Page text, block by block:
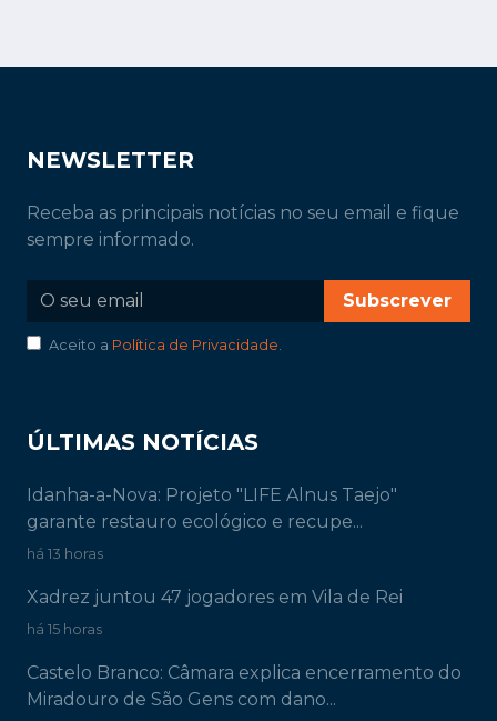
NEWSLETTER
Receba as principais notícias no seu email e fique
sempre informado.
Subscrever
Aceito a Política de Privacidade
ÚLTIMAS NOTÍCIAS
Idanha-a-Nova: Projeto "LIFE Alnus Taejo"
garante restauro ecológico e recupe...
há 13 horas
Xadrez juntou 47 jogadores em Vila de Rei
há 15 horas
Castelo Branco: Câmara explica encerramento do
Miradouro de São Gens com dano...